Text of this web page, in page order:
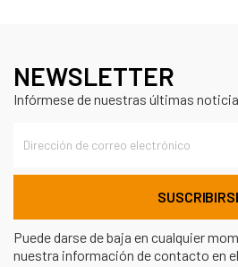
NEWSLETTER
Infórmese de nuestras últimas
Puede darse de baja en cualquier
nuestra información de contacto en el